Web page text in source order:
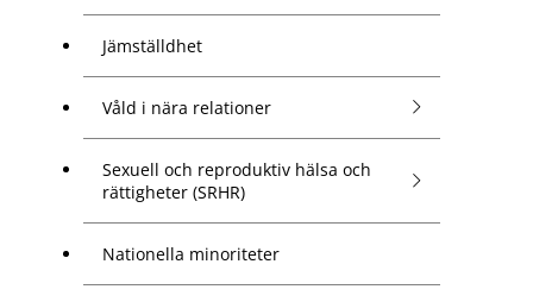
Jämställdhet
Våld i nära relationer
Sexuell och reproduktiv hälsa och
rättigheter (SRHR)
Nationella minoriteter